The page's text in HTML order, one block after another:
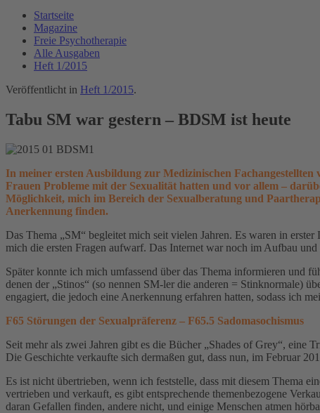
Startseite
Magazine
Freie Psychotherapie
Alle Ausgaben
Heft 1/2015
Veröffentlicht in Heft 1/2015.
Tabu SM war gestern – BDSM ist heute
In meiner ersten Ausbildung zur Medizinischen
Frauen Probleme mit der Sexualität hatten und vor allem –
Möglichkeit, mich im Bereich der Sexualberatung und
Anerkennung finden.
Das Thema „SM“ begleitet mich seit vielen Jahren. Es waren in
mich die ersten Fragen aufwarf. Das Internet war noch im Aufbau
Später konnte ich mich umfassend über das Thema informieren und
denen der „Stinos“ (so nennen SM-ler die anderen = Stinknormale)
engagiert, die jedoch eine Anerkennung erfahren hatten, sodass ich
F65 Störungen der Sexualpräferenz – F65.5 Sadomasochismus
Seit mehr als zwei Jahren gibt es die Bücher „Shades of Grey“, eine
Die Geschichte verkaufte sich dermaßen gut, dass nun, im Februar
Es ist nicht übertrieben, wenn ich feststelle, dass mit diesem Thema
vertrieben und verkauft, es gibt entsprechende themenbezogene
daran Gefallen finden, andere nicht, und einige Menschen atmen